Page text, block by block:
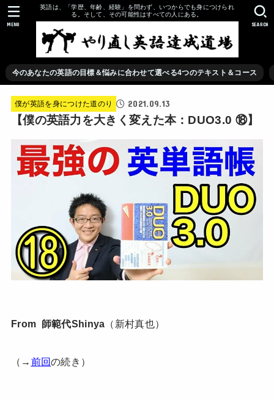
英語は、「学歴、年齢、経験」を問わず、いつからでも身につけられ
る。そして、その可能性はすべての人にある。
今のあなたの英語の目標＆悩みに合わせて選べる4つのテキスト＆コース
SEARCH
MENU
僕が英語を身につけた道のり 2021.09.13
【僕の英語力を大きく変えた本：DUO3.0 ⑱】
From 師範代Shinya （新村真也）
（→ 前回の続き）